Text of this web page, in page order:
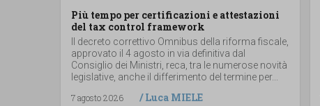
Più tempo per certificazioni e attestazioni
del tax control framework
Il decreto correttivo Omnibus della riforma fiscale,
approvato il 4 agosto in via definitiva dal
Consiglio dei Ministri, reca, tra le numerose novità
legislative, anche il differimento del termine per...
7 agosto 2026
/Luca MIELE